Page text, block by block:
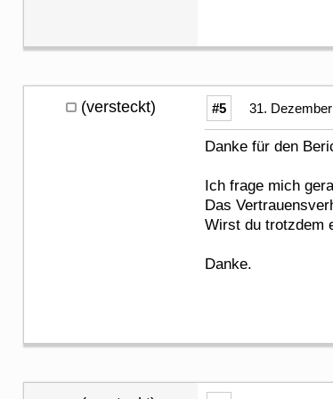
(versteckt) #5 31.
Danke für den
Ich frage mich
Das
Wirst du trotzdem
Danke.